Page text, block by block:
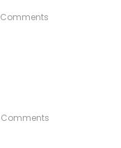
Comments
Comments